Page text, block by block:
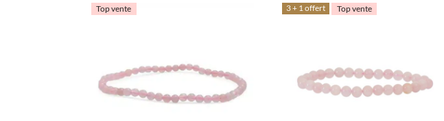
Top vente 3 + 1 offert Top vente